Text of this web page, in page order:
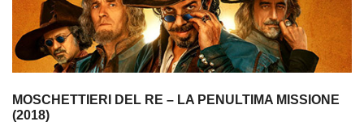
MOSCHETTIERI DEL RE – LA PENULTIMA MISSIONE
(2018)